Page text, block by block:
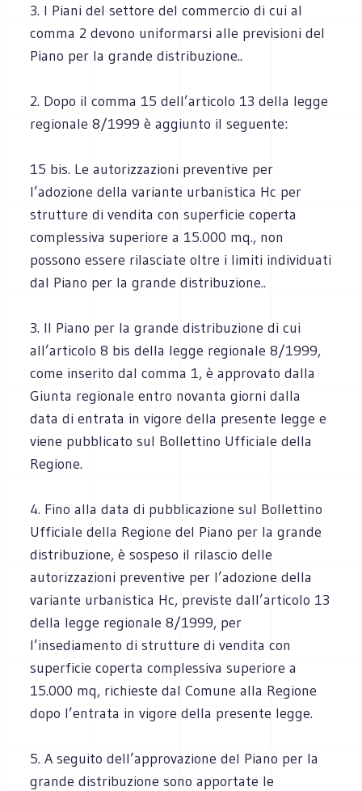
3. I Piani del settore del commercio di cui al
comma 2 devono uniformarsi alle previsioni del
Piano per la grande distribuzione..
2. Dopo il comma 15 dell’articolo 13 della legge
regionale 8/1999 è aggiunto il seguente:
15 bis. Le autorizzazioni preventive per
l’adozione della variante urbanistica Hc per
strutture di vendita con superficie coperta
complessiva superiore a 15.000 mq., non
possono essere rilasciate oltre i limiti individuati
dal Piano per la grande distribuzione..
3. Il Piano per la grande distribuzione di cui
all’articolo 8 bis della legge regionale 8/1999,
come inserito dal comma 1, è approvato dalla
Giunta regionale entro novanta giorni dalla
data di entrata in vigore della presente legge e
viene pubblicato sul Bollettino Ufficiale della
Regione.
4. Fino alla data di pubblicazione sul Bollettino
Ufficiale della Regione del Piano per la grande
distribuzione, è sospeso il rilascio delle
autorizzazioni preventive per l’adozione della
variante urbanistica Hc, previste dall’articolo 13
della legge regionale 8/1999, per
l’insediamento di strutture di vendita con
superficie coperta complessiva superiore a
15.000 mq, richieste dal Comune alla Regione
dopo l’entrata in vigore della presente legge.
5. A seguito dell’approvazione del Piano per la
grande distribuzione sono apportate le